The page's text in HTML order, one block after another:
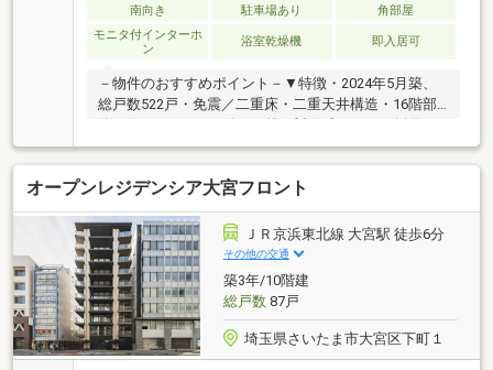
級建築士をはじめとした専門スタッフがおりますので
ご見学と合わせて、リフォームや注文建築についてご
相談頂けます。4.年中無休(年末年始除く)で営業してお
ります営業時間 9:30～19:00
南向き 駐車場あり
角部屋
モニタ付インターホ
ン
浴室乾燥機 即入居可
－物件のおすすめポイント－▼特徴・2024年5月築、
総戸数522戸・免震／二重床・二重天井構造・16階部
WIC等、全居室収納付・南・東の2面バルコニー・ゲス
トルーム等の共用施設有・コンシェルジュサービス有
(8時～18時)・ペット飼育可(細則有)▼設備・ディスポ
ーザー／食洗機・浴室暖房乾燥機・エコジョーズ・ゴ
ミ置場／宅配ボックス／トランクルーム(各階)・高圧
一括受電システム・共用部Wi-Fi対応■ ご希望の住まい
探しをお手伝いします ━━━━━・・・物件の詳細・
ご相談はお気軽にお問い合わせください。
オープンレジデンシア大宮フロント
ＪＲ京浜東北線 大宮駅 徒歩6分
その他の交通
築3年/10階建
総戸数87戸
埼玉県さいたま市大宮区下町１